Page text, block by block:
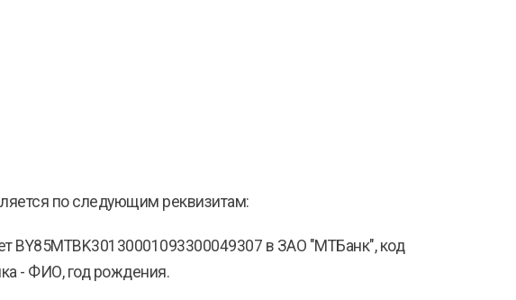
по следующим реквизитам:
BY85MTBK30130001093300049307 в ЗАО "МТБанк", код
- ФИО, год рождения.